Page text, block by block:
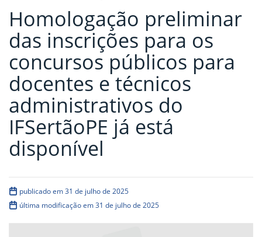
Homologação preliminar
das inscrições para os
concursos públicos para
docentes e técnicos
administrativos do
IFSertãoPE já está
disponível
publicado em 31 de julho de 2025
última modificação em 31 de julho de 2025